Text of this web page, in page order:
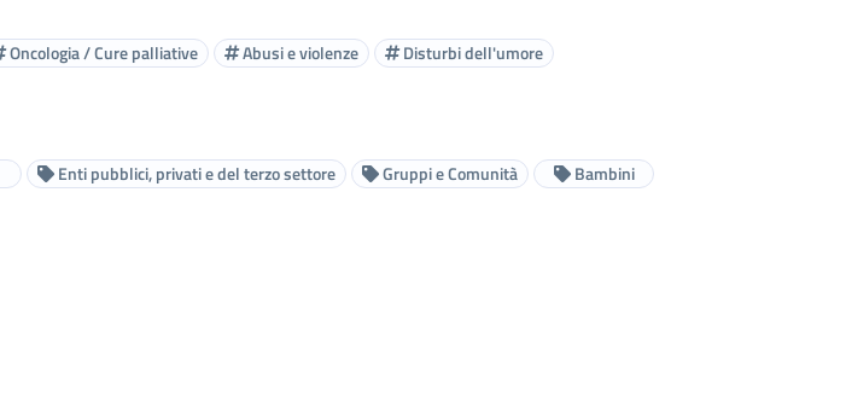
Oncologia / Cure palliative Abusi e violenze
Disturbi dell'umore
Enti pubblici, privati e del terzo settore Gruppi e Comunità
Bambini